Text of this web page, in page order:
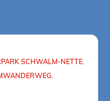
SCHWALM-NETTE